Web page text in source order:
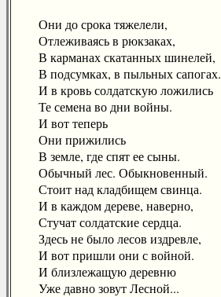
Они до срока тяжелели,
Отлеживаясь в рюкзаках,
В карманах скатанных шинелей,
В подсумках, в пыльных сапогах.
И в кровь солдатскую ложились
Те семена во дни войны.
И вот теперь
Они прижились
В земле, где спят ее сыны.
Обычный лес. Обыкновенный.
Стоит над кладбищем свинца.
И в каждом дереве, наверно,
Стучат солдатские сердца.
Здесь не было лесов издревле,
И вот пришли они с войной.
И близлежащую деревню
Уже давно зовут Лесной...